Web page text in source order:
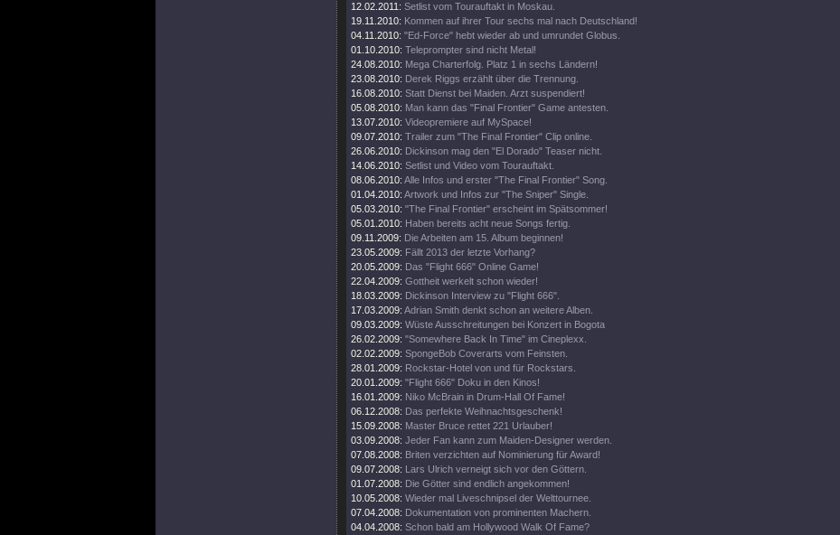
12.02.2011: Setlist vom Tourauftakt in Moskau.
19.11.2010: Kommen auf ihrer Tour sechs mal nach Deutschland!
04.11.2010: "Ed-Force" hebt wieder ab und umrundet Globus.
01.10.2010: Teleprompter sind nicht Metal!
24.08.2010: Mega Charterfolg. Platz 1 in sechs Ländern!
23.08.2010: Derek Riggs erzählt über die Trennung.
16.08.2010: Statt Dienst bei Maiden. Arzt suspendiert!
05.08.2010: Man kann das "Final Frontier" Game antesten.
13.07.2010: Videopremiere auf MySpace!
09.07.2010: Trailer zum "The Final Frontier" Clip online.
26.06.2010: Dickinson mag den "El Dorado" Teaser nicht.
14.06.2010: Setlist und Video vom Tourauftakt.
08.06.2010: Alle Infos und erster "The Final Frontier" Song.
01.04.2010: Artwork und Infos zur "The Sniper" Single.
05.03.2010: "The Final Frontier" erscheint im Spätsommer!
05.01.2010: Haben bereits acht neue Songs fertig.
09.11.2009: Die Arbeiten am 15. Album beginnen!
23.05.2009: Fällt 2013 der letzte Vorhang?
20.05.2009: Das "Flight 666" Online Game!
22.04.2009: Gottheit werkelt schon wieder!
18.03.2009: Dickinson Interview zu "Flight 666".
17.03.2009: Adrian Smith denkt schon an weitere Alben.
09.03.2009: Wüste Ausschreitungen bei Konzert in Bogota
26.02.2009: "Somewhere Back In Time" im Cineplexx.
02.02.2009: SpongeBob Coverarts vom Feinsten.
28.01.2009: Rockstar-Hotel von und für Rockstars.
20.01.2009: "Flight 666" Doku in den Kinos!
16.01.2009: Niko McBrain in Drum-Hall Of Fame!
06.12.2008: Das perfekte Weihnachtsgeschenk!
15.09.2008: Master Bruce rettet 221 Urlauber!
03.09.2008: Jeder Fan kann zum Maiden-Designer werden.
07.08.2008: Briten verzichten auf Nominierung für Award!
09.07.2008: Lars Ulrich verneigt sich vor den Göttern.
01.07.2008: Die Götter sind endlich angekommen!
10.05.2008: Wieder mal Liveschnipsel der Welttournee.
07.04.2008: Dokumentation von prominenten Machern.
04.04.2008: Schon bald am Hollywood Walk Of Fame?